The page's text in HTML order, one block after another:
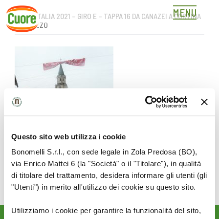
Questo sito web utilizza i cookie
Bonomelli S.r.l., con sede legale in Zola Predosa (BO),
via Enrico Mattei 6 (la "Società" o il "Titolare"), in qualità
di titolare del trattamento, desidera informare gli utenti (gli
"Utenti") in merito all'utilizzo dei cookie su questo sito.
Utilizziamo i cookie per garantire la funzionalità del sito,
Skip
MENU
GIRO D’ITALIA 2021 – GIRO E – TAPPA 16 DA CANAZEI A CORTINA
D’AMPEZZO